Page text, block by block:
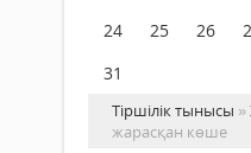
24
25 26
31
Тіршілік тынысы »
жарасқан көше